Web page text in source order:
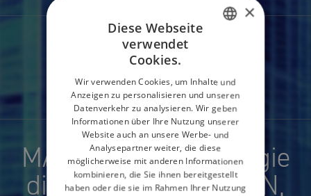
Home Forschung und Entwicklung
MANTEIA - Metodologie
di eArlyfault detectioN,
SPANISH
GERMAN
×
Diese Webseite
verwendet
Cookies.
Wir verwenden Cookies, um Inhalte und
Anzeigen zu personalisieren und unseren
Datenverkehr zu analysieren. Wir geben
Informationen über Ihre Nutzung unserer
Website auch an unsere Werbe- und
Analysepartner weiter, die diese
möglicherweise mit anderen Informationen
kombinieren, die Sie ihnen bereitgestellt
haben oder die sie im Rahmen Ihrer Nutzung